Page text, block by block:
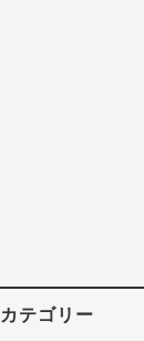
カテゴリー